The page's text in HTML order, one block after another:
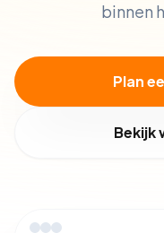
binnen
Plan
Bekijk